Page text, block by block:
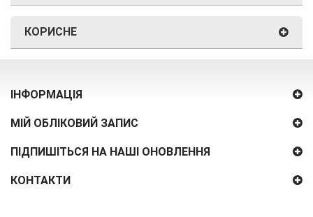
КОРИСНЕ
ІНФОРМАЦІЯ
МІЙ ОБЛІКОВИЙ ЗАПИС
ПІДПИШІТЬСЯ НА НАШІ ОНОВЛЕННЯ
КОНТАКТИ